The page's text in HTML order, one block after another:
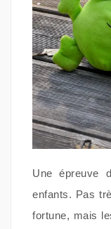
Une épreuve
enfants. Pas
fortune, mais